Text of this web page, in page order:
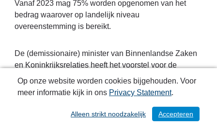
Vanaf 2023 mag 75% worden opgenomen van het
bedrag waarover op landelijk niveau
overeenstemming is bereikt.
De (demissionaire) minister van Binnenlandse Zaken
en Koninkrijksrelaties heeft het voorstel voor de
herijking van het Gemeentefonds (ingangsjaar 2023)
ter advisering aangeboden aan de Raad voor het
ROB op het herijkingsvoorstel heeft de minister
geconcludeerd dat aanpassingen in het voorstel nodig
/ 223
Op onze website worden cookies bijgehouden. Voor
meer informatie kijk in ons Privacy Statement.
Accepteren
Alleen strikt noodzakelijk